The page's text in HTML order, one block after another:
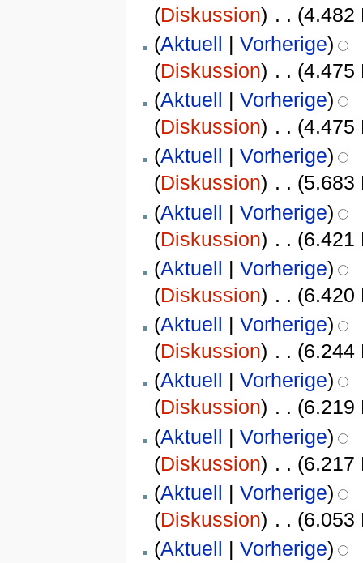
(Diskussion) . . (4.482
(Aktuell | Vorherige)
(Diskussion) . . (4.475
(Aktuell | Vorherige)
(Diskussion) . . (4.475
(Aktuell | Vorherige)
(Diskussion) . . (5.683
(Aktuell | Vorherige)
(Diskussion) . . (6.421
(Aktuell | Vorherige)
(Diskussion) . . (6.420
(Aktuell | Vorherige)
(Diskussion) . . (6.244
(Aktuell | Vorherige)
(Diskussion) . . (6.219
(Aktuell | Vorherige)
(Diskussion) . . (6.217
(Aktuell | Vorherige)
(Diskussion) . . (6.053
(Aktuell | Vorherige)